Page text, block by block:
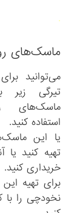
.
ماسک‌های
می‌توانید
تیرگی زیر
ماسک‌های
استفاده کنید.
یا این
تهیه کنید یا
خریداری کنید.
برای تهیه
نخودچی را